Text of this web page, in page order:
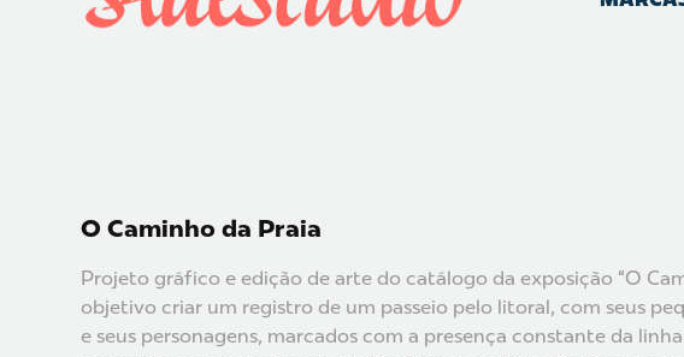
O Caminho da Praia
Projeto gráfico e edição de arte do catálogo da exposição “O
objetivo criar um registro de um passeio pelo litoral, com seus
e seus personagens, marcados com a presença constante da